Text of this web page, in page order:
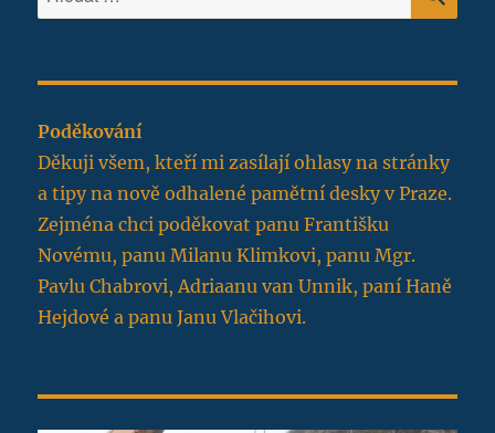
Poděkování
Děkuji všem, kteří mi zasílají ohlasy na stránky
a tipy na nově odhalené pamětní desky v Praze.
Zejména chci poděkovat panu Františku
Novému, panu Milanu Klimkovi, panu Mgr.
Pavlu Chabrovi, Adriaanu van Unnik, paní Haně
Hejdové a panu Janu Vlačihovi.